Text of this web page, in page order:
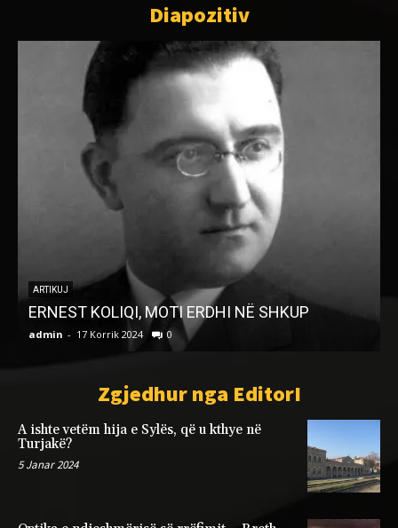
Diapozitiv
ARTIKUJ
ERNEST KOLIQI, MOTI ERDHI NË SHKUP
admin - 17 Korrik 2024 0
Zgjedhur nga EditorI
A ishte vetëm hija e Sylës, që u kthye në
Turjakë?
5 Janar 2024